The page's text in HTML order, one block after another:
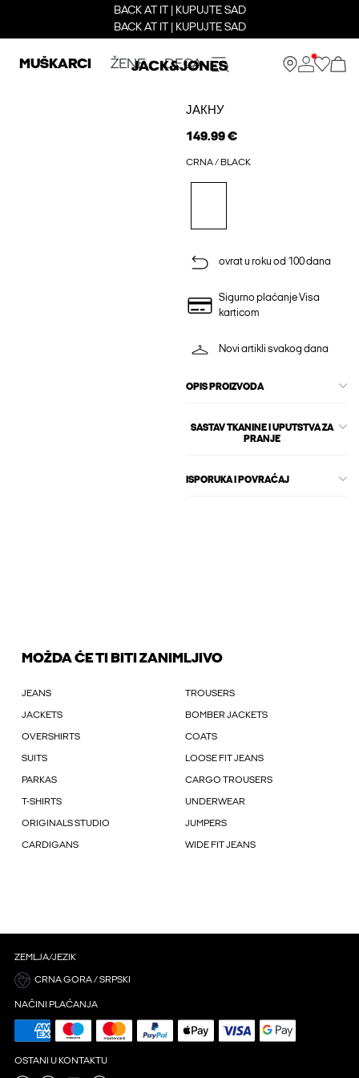
BACK AT IT | KUPUJTE SAD
BACK AT IT | KUPUJTE SAD
MUŠKARCI ŽENE DECA
ЈАКНУ
149.99 €
CRNA / BLACK
ovrat u roku od 100 dana
Sigurno plaćanje Visa
karticom
Novi artikli svakog dana
OPIS PROIZVODA
SASTAV TKANINE I UPUTSTVA ZA
PRANJE
ISPORUKA I POVRAĆAJ
MOŽDA ĆE TI BITI ZANIMLJIVO
JEANS TROUSERS
JACKETS BOMBER JACKETS
OVERSHIRTS COATS
SUITS LOOSE FIT JEANS
PARKAS CARGO TROUSERS
T-SHIRTS UNDERWEAR
ORIGINALS STUDIO JUMPERS
CARDIGANS WIDE FIT JEANS
ZEMLJA/JEZIK
CRNA GORA / SRPSKI
NAČINI PLAĆANJA
OSTANI U KONTAKTU